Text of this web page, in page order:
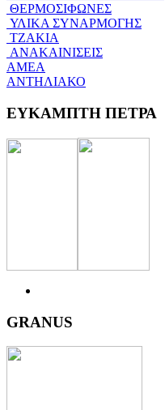
ΘΕΡΜΟΣΙΦΩΝΕΣ
ΥΛΙΚΑ ΣΥΝΑΡΜΟΓΗΣ
ΤΖΑΚΙΑ
ΑΝΑΚΑΙΝΙΣΕΙΣ
ΑΜΕΑ
ΑΝΤΗΛΙΑΚΟ
ΕΥΚΑΜΠΤΗ ΠΕΤΡΑ
GRANUS